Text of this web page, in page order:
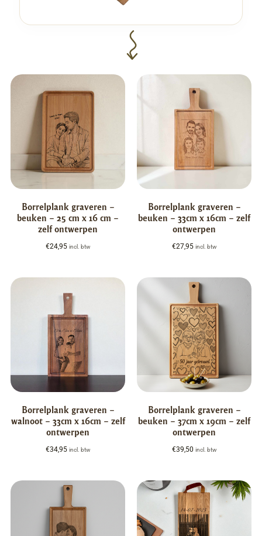
Borrelplank graveren –
beuken – 25 cm x 16 cm –
zelf ontwerpen
€24,95 incl. btw
Borrelplank graveren –
beuken – 33cm x 16cm – zelf
ontwerpen
€27,95 incl. btw
Borrelplank graveren –
walnoot – 33cm x 16cm – zelf
ontwerpen
€34,95 incl. btw
Borrelplank graveren –
beuken – 37cm x 19cm – zelf
ontwerpen
€39,50 incl. btw